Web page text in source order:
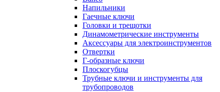
Напильники
Гаечные ключи
Головки и трещотки
Динамометрические инструменты
Аксессуары для электроинструментов
Отвертки
Г-образные ключи
Плоскогубцы
Трубные ключи и инструменты для
трубопроводов